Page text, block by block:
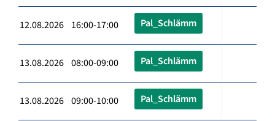
12.08.2026 16:00-17:00 Pal_Schlämm
13.08.2026 08:00-09:00 Pal_Schlämm
13.08.2026 09:00-10:00 Pal_Schlämm